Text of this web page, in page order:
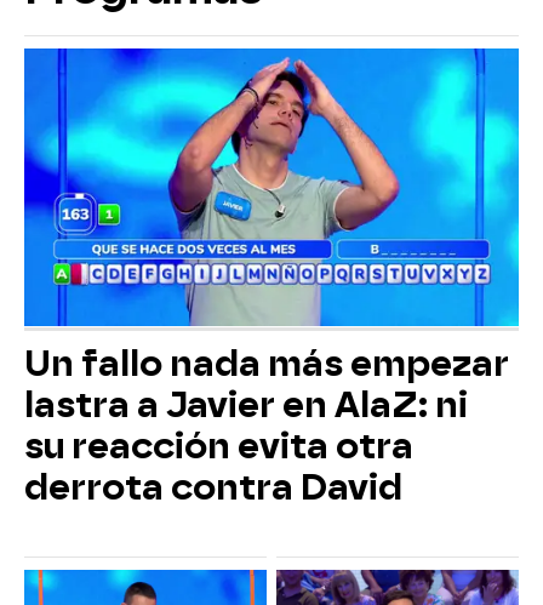
Un fallo nada más empezar
lastra a Javier en AlaZ: ni
su reacción evita otra
derrota contra David